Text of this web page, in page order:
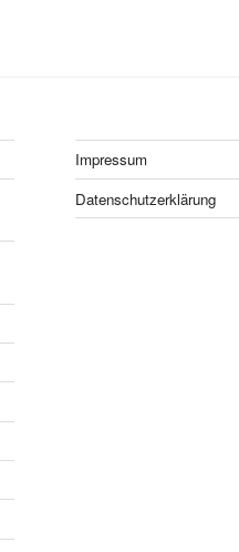
Impressum
Datenschutzerklärung